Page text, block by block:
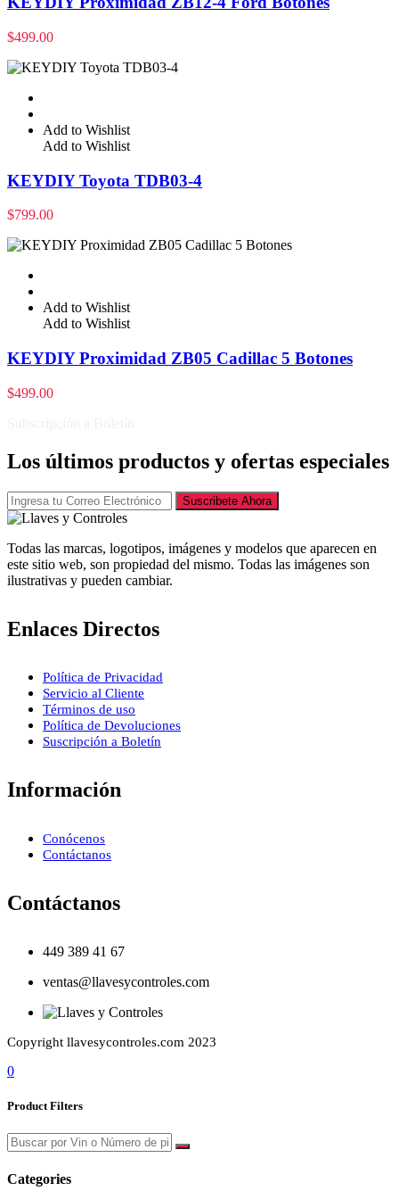
$499.00
Add to Wishlist
Add to Wishlist
KEYDIY Toyota TDB03-4
$799.00
Add to Wishlist
Add to Wishlist
KEYDIY Proximidad ZB05 Cadillac 5 Botones
$499.00
Los últimos productos y ofertas especiales
Suscribete Ahora
Todas las marcas, logotipos, imágenes y modelos que aparecen en
este sitio web, son propiedad del mismo. Todas las imágenes son
ilustrativas y pueden cambiar.
Enlaces Directos
Política de Privacidad
Servicio al Cliente
Términos de uso
Política de Devoluciones
Suscripción a Boletín
Información
Conócenos
Contáctanos
Contáctanos
449 389 41 67
ventas@llavesycontroles.com
Copyright llavesycontroles.com 2023
0
Product Filters
Categories